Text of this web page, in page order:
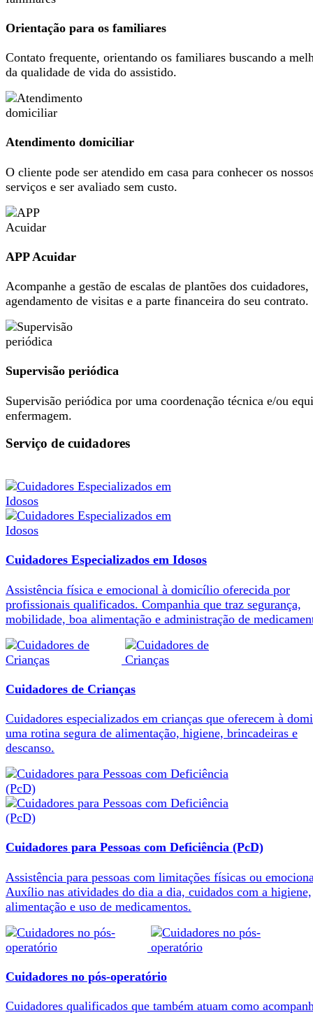
Orientação para os familiares
Contato frequente, orientando os familiares buscando a
da qualidade de vida do assistido.
Atendimento domiciliar
O cliente pode ser atendido em casa para conhecer os
serviços e ser avaliado sem custo.
APP Acuidar
Acompanhe a gestão de escalas de plantões dos cuidadores,
agendamento de visitas e a parte financeira do seu contrato.
Supervisão periódica
Supervisão periódica por uma coordenação técnica e/ou
enfermagem.
Serviço de cuidadores
Cuidadores Especializados em Idosos
Assistência física e emocional à domicílio oferecida por
profissionais qualificados. Companhia que traz segurança,
mobilidade, boa alimentação e administração de
Cuidadores de Crianças
Cuidadores especializados em crianças que oferecem à
uma rotina segura de alimentação, higiene, brincadeiras e
descanso.
Cuidadores para Pessoas com Deficiência (PcD)
Assistência para pessoas com limitações físicas ou
Auxílio nas atividades do dia a dia, cuidados com a higiene,
alimentação e uso de medicamentos.
Cuidadores no pós-operatório
Cuidadores qualificados que também atuam como